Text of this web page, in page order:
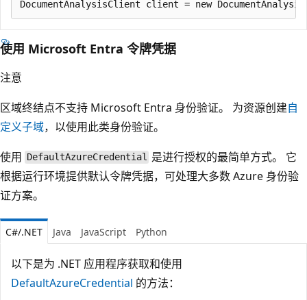
使用 Microsoft Entra 令牌凭据
注意
区域终结点不支持 Microsoft Entra 身份验证。 为资源创建自
定义子域，以使用此类身份验证。
使用 DefaultAzureCredential 是进行授权的最简单方式。 它
根据运行环境提供默认令牌凭据，可处理大多数 Azure 身份验
证方案。
C#/.NET Java JavaScript Python
以下是为 .NET 应用程序获取和使用
DefaultAzureCredential 的方法：